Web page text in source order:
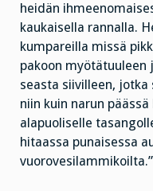
heidän
kaukaisella rannalla.
kumpareilla missä
pakoon myötätuuleen
seasta siivilleen, jotka
niin kuin narun
alapuoliselle
hitaassa punaisessa
vuorovesilammikoilta.”